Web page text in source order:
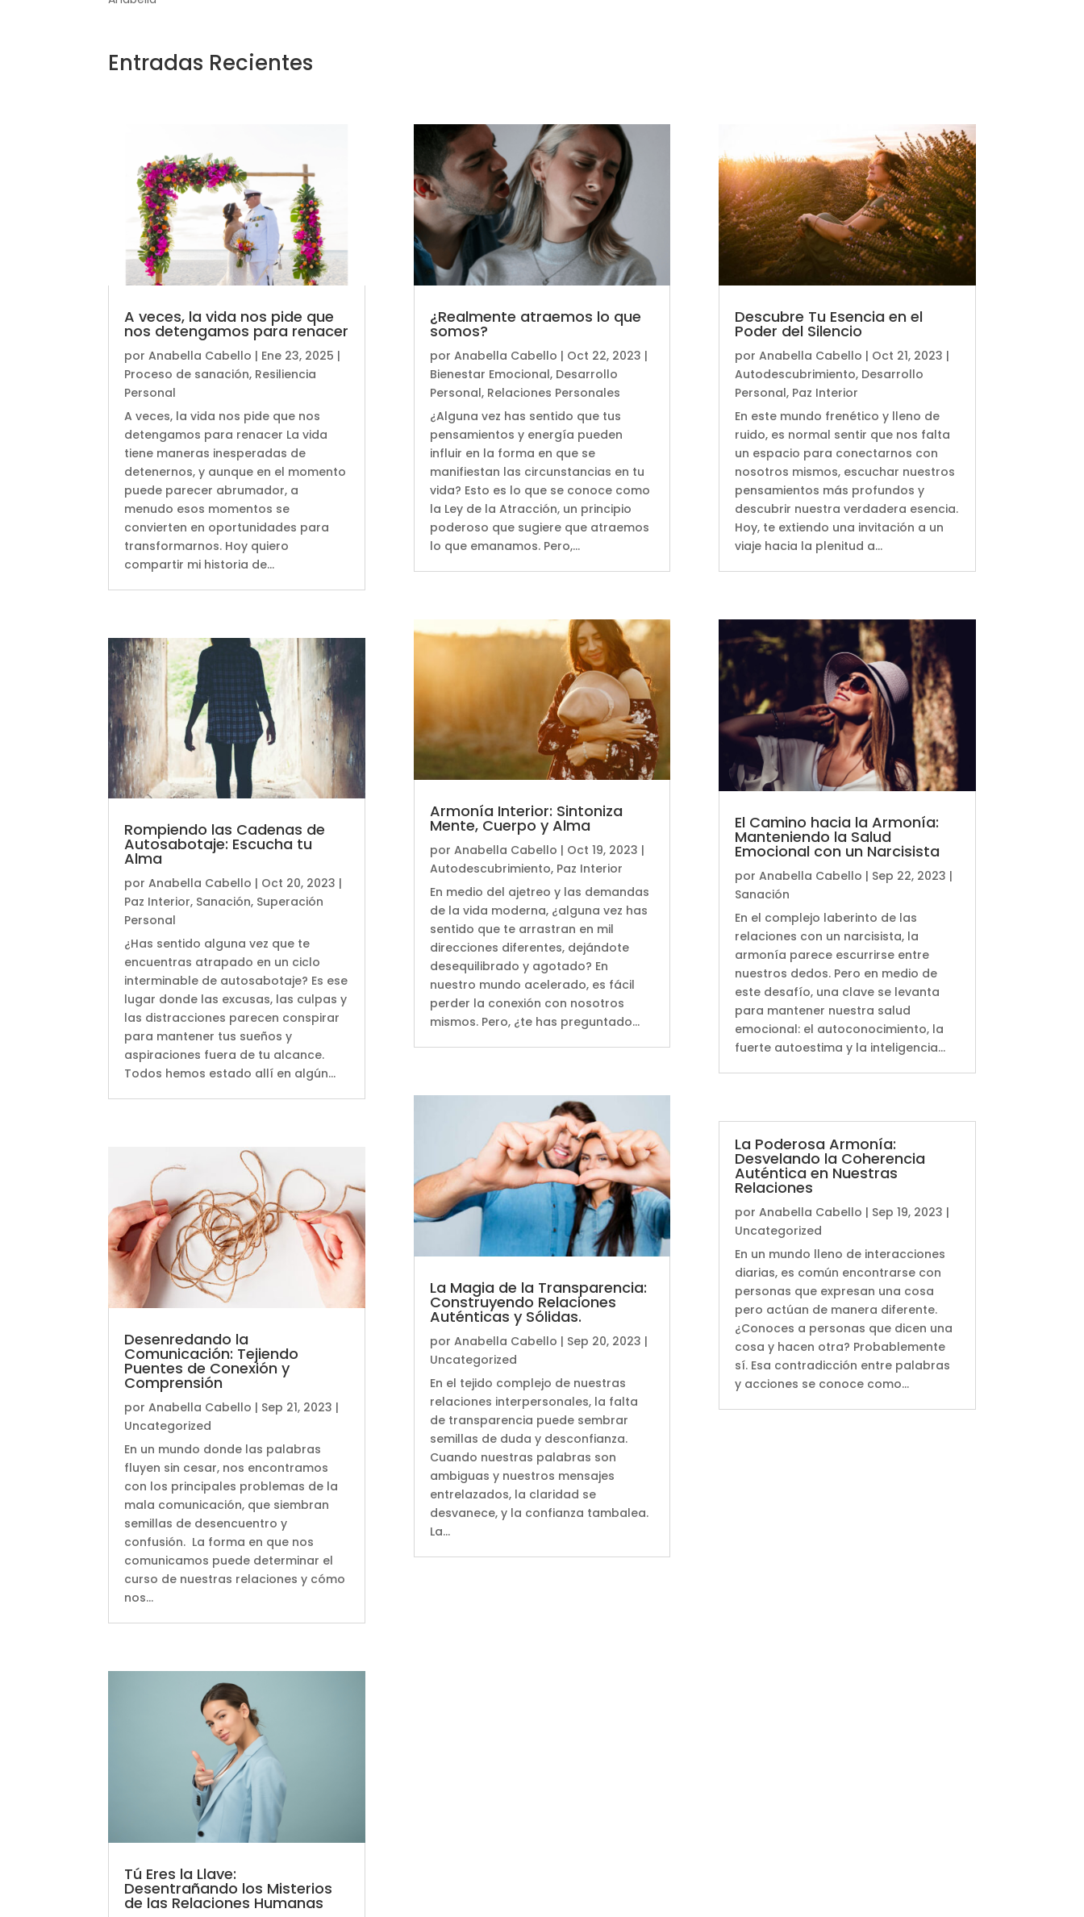
Entradas Recientes
A veces, la vida nos pide que
nos detengamos para renacer
porAnabella Cabello | Ene 23, 2025 |
Proceso de sanación, Resiliencia
Personal
A veces, la vida nos pide que nos
detengamos para renacer La vida
tiene maneras inesperadas de
detenernos, y aunque en el momento
puede parecer abrumador, a
menudo esos momentos se
convierten en oportunidades para
transformarnos. Hoy quiero
compartir mi historia de...
Rompiendo las Cadenas de
Autosabotaje: Escucha tu
Alma
porAnabella Cabello | Oct 20, 2023 |
Paz Interior, Sanación, Superación
Personal
¿Has sentido alguna vez que te
encuentras atrapado en un ciclo
interminable de autosabotaje? Es ese
lugar donde las excusas, las culpas y
las distracciones parecen conspirar
para mantener tus sueños y
aspiraciones fuera de tu alcance.
Todos hemos estado allí en algún...
Desenredando la
Comunicación: Tejiendo
Puentes de Conexión y
Comprensión
porAnabella Cabello | Sep 21, 2023 |
Uncategorized
En un mundo donde las palabras
fluyen sin cesar, nos encontramos
con los principales problemas de la
mala comunicación, que siembran
semillas de desencuentro y
confusión. La forma en que nos
comunicamos puede determinar el
curso de nuestras relaciones y cómo
nos...
Tú Eres la Llave:
Desentrañando los Misterios
de las Relaciones Humanas
¿Realmente atraemos lo que
somos?
por Anabella Cabello | Oct 22, 2023 |
Bienestar Emocional, Desarrollo
Personal, Relaciones Personales
¿Alguna vez has sentido que tus
pensamientos y energía pueden
influir en la forma en que se
manifiestan las circunstancias en tu
vida? Esto es lo que se conoce como
la Ley de la Atracción, un principio
poderoso que sugiere que atraemos
lo que emanamos. Pero,...
Armonía Interior: Sintoniza
Mente, Cuerpo y Alma
por Anabella Cabello | Oct 19, 2023 |
Autodescubrimiento, Paz Interior
En medio del ajetreo y las demandas
de la vida moderna, ¿alguna vez has
sentido que te arrastran en mil
direcciones diferentes, dejándote
desequilibrado y agotado? En
nuestro mundo acelerado, es fácil
perder la conexión con nosotros
mismos. Pero, ¿te has preguntado...
La Magia de la Transparencia:
Construyendo Relaciones
Auténticas y Sólidas.
por Anabella Cabello | Sep 20, 2023 |
Uncategorized
En el tejido complejo de nuestras
relaciones interpersonales, la falta
de transparencia puede sembrar
semillas de duda y desconfianza.
Cuando nuestras palabras son
ambiguas y nuestros mensajes
entrelazados, la claridad se
desvanece, y la confianza tambalea.
La...
Descubre Tu Esencia en el
Poder del Silencio
por Anabella Cabello | Oct 21, 2023 |
Autodescubrimiento, Desarrollo
Personal, Paz Interior
En este mundo frenético y lleno de
ruido, es normal sentir que nos falta
un espacio para conectarnos con
nosotros mismos, escuchar nuestros
pensamientos más profundos y
descubrir nuestra verdadera esencia.
Hoy, te extiendo una invitación a un
viaje hacia la plenitud a...
El Camino hacia la Armonía:
Manteniendo la Salud
Emocional con un Narcisista
por Anabella Cabello | Sep 22, 2023 |
Sanación
En el complejo laberinto de las
relaciones con un narcisista, la
armonía parece escurrirse entre
nuestros dedos. Pero en medio de
este desafío, una clave se levanta
para mantener nuestra salud
emocional: el autoconocimiento, la
fuerte autoestima y la inteligencia...
La Poderosa Armonía:
Desvelando la Coherencia
Auténtica en Nuestras
Relaciones
por Anabella Cabello | Sep 19, 2023 |
Uncategorized
En un mundo lleno de interacciones
diarias, es común encontrarse con
personas que expresan una cosa
pero actúan de manera diferente.
¿Conoces a personas que dicen una
cosa y hacen otra? Probablemente
sí. Esa contradicción entre palabras
y acciones se conoce como...